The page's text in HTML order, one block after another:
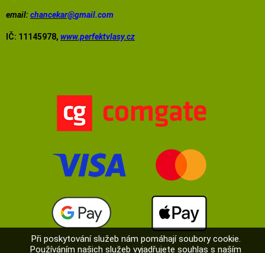
email:chancekar@gmail.com
IČ: 11145978, www.perfektvlasy.cz
Při poskytování služeb nám pomáhají soubory cookie.
Používáním našich služeb vyjadřujete souhlas s naším